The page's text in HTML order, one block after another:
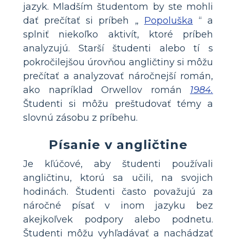
jazyk. Mladším študentom by ste mohli
dať prečítať si príbeh „ Popoluška “ a
splniť niekoľko aktivít, ktoré príbeh
analyzujú. Starší študenti alebo tí s
pokročilejšou úrovňou angličtiny si môžu
prečítať a analyzovať náročnejší román,
ako napríklad Orwellov román 1984.
Študenti si môžu preštudovať témy a
slovnú zásobu z príbehu.
Písanie v angličtine
Je kľúčové, aby študenti používali
angličtinu, ktorú sa učili, na svojich
hodinách. Študenti často považujú za
náročné písať v inom jazyku bez
akejkoľvek podpory alebo podnetu.
Študenti môžu vyhľadávať a nachádzať